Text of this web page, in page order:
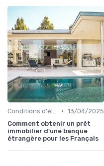
Conditions d'éligibilité • 13/04/2025
Comment obtenir un prêt
immobilier d'une banque
étrangère pour les Français